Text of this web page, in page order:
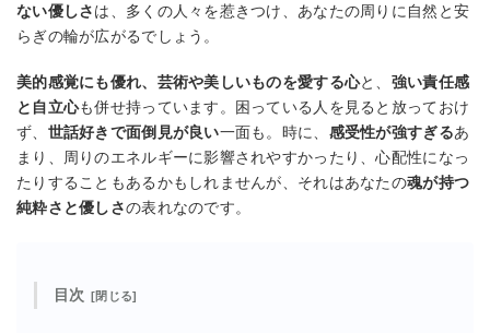
ない優しさは、多くの人々を惹きつけ、あなたの周りに自然と安
らぎの輪が広がるでしょう。
美的感覚にも優れ、芸術や美しいものを愛する心と、 強い責任感
と自立心も併せ持っています。困っている人を見ると放っておけ
ず、 世話好きで面倒見が良い一面も。時に、 感受性が強すぎるあ
まり、周りのエネルギーに影響されやすかったり、心配性になっ
たりすることもあるかもしれませんが、それはあなたの魂が持つ
純粋さと優しさの表れなのです。
目次